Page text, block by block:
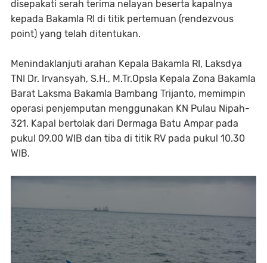
disepakati serah terima nelayan beserta kapalnya
kepada Bakamla RI di titik pertemuan (rendezvous
point) yang telah ditentukan.
Menindaklanjuti arahan Kepala Bakamla RI, Laksdya
TNI Dr. Irvansyah, S.H., M.Tr.Opsla Kepala Zona Bakamla
Barat Laksma Bakamla Bambang Trijanto, memimpin
operasi penjemputan menggunakan KN Pulau Nipah-
321. Kapal bertolak dari Dermaga Batu Ampar pada
pukul 09.00 WIB dan tiba di titik RV pada pukul 10.30
WIB.